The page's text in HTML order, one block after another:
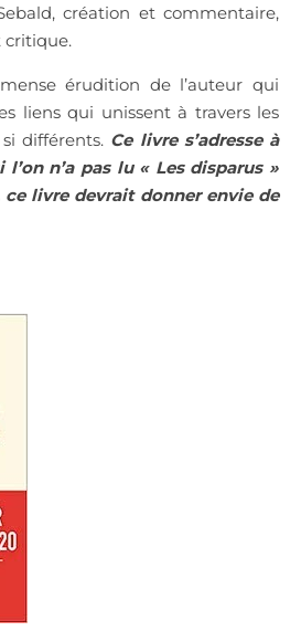
création et commentaire,
critique.
érudition de l’auteur qui
liens qui unissent à travers les
différents. Ce livre s’adresse à
n’a pas lu « Les disparus »
ce livre devrait donner envie de